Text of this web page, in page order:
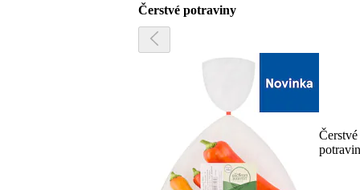
Čerstvé potraviny
Čerstvé